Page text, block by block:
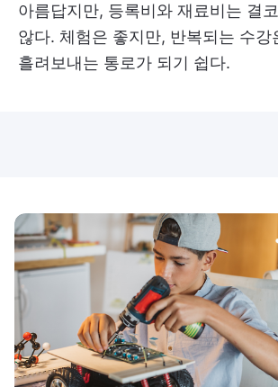
아름답지만, 등록비와 재료비는 결
않다. 체험은 좋지만, 반복되는 수강
흘려보내는 통로가 되기 쉽다.